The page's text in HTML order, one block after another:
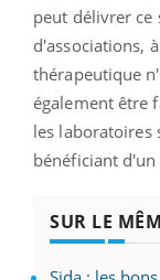
peut délivrer ce
d'associations,
thérapeutique
également être
les laboratoires
bénéficiant
SUR LE